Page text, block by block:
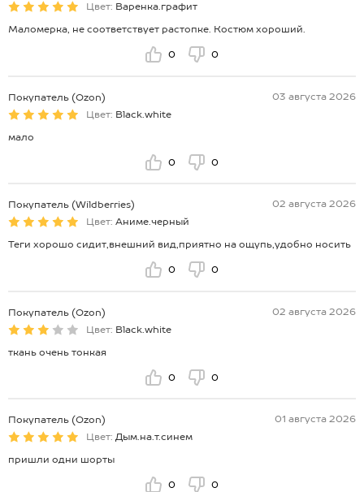
Цвет: Варенка.графит
Маломерка, не соответствует растопке. Костюм хороший.
0 0
Покупатель (Ozon)
03 августа 2026
Цвет: Black.white
мало
0 0
Покупатель (Wildberries)
02 августа 2026
Цвет: Аниме.черный
Теги хорошо сидит,внешний вид,приятно на ощупь,удобно носить
0 0
Покупатель (Ozon)
02 августа 2026
Цвет: Black.white
ткань очень тонкая
0 0
Покупатель (Ozon)
01 августа 2026
Цвет: Дым.на.т.синем
пришли одни шорты
0 0